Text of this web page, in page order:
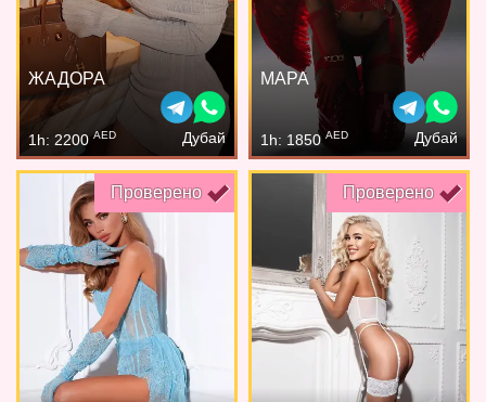
ЖАДОРА
1h: 2200AED Дубай
МАРА
1h: 1850 AED Дубай
Проверено Проверено